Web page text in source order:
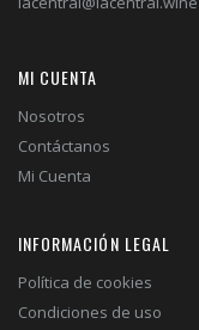
MI CUENTA
Nosotros
Contáctanos
Mi Cuenta
INFORMACIÓN LEGAL
Política de cookies
Condiciones de uso